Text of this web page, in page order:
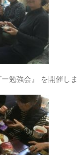
ー勉強会』 を開催し